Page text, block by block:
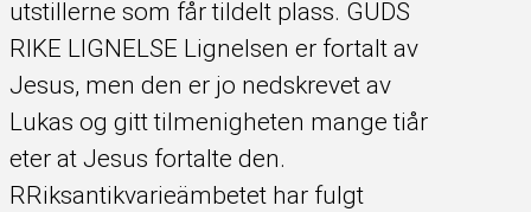
utstillerne som får tildelt plass. GUDS
RIKE LIGNELSE Lignelsen er fortalt av
Jesus, men den er jo nedskrevet av
Lukas og gitt tilmenigheten mange tiår
eter at Jesus fortalte den.
RRiksantikvarieämbetet har fulgt